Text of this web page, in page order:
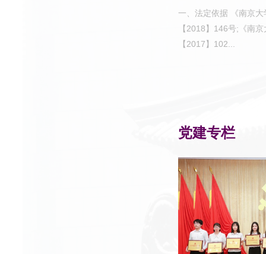
一、法定依据 《南京
【2018】146号;《南
【2017】102...
党建专栏